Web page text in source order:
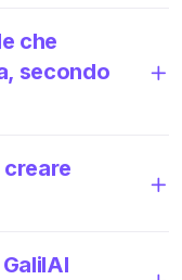
che
secondo
creare